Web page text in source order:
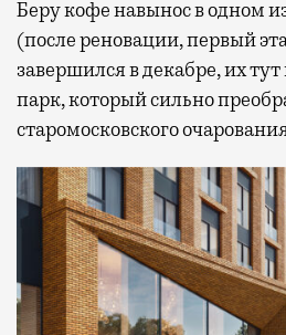
Беру кофе навынос в одном
(после реновации, первый
завершился в декабре, их
парк, который сильно
старомосковского